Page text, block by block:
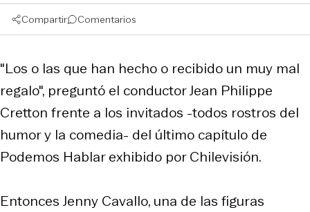
Compartir Comentarios
"Los o las que han hecho o recibido un muy mal
regalo", preguntó el conductor Jean Philippe
Cretton frente a los invitados -todos rostros del
humor y la comedia- del último capítulo de
Podemos Hablar exhibido por Chilevisión.
Entonces Jenny Cavallo, una de las figuras